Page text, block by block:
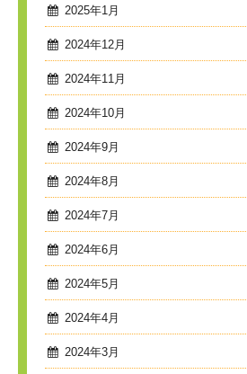
2025年1月
2024年12月
2024年11月
2024年10月
2024年9月
2024年8月
2024年7月
2024年6月
2024年5月
2024年4月
2024年3月